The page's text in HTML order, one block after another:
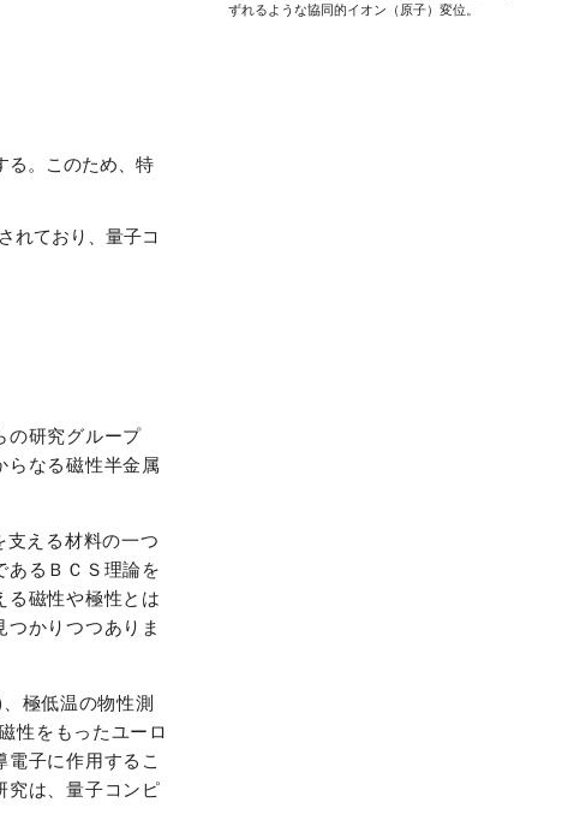
る。このため、特
れており、量子コ
の研究グループ
らなる磁性半金属
える材料の一つ
あるＢＣＳ理論を
る磁性や極性とは
かりつつありま
極低温の物性測
性をもったユーロ
子に作用するこ
究は、量子コンピ
ずれるような協同的イオン（原子）変位。